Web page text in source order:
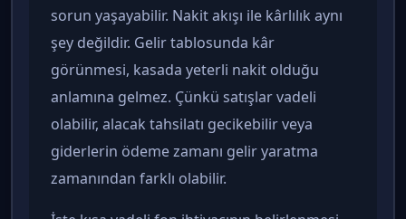
sorun yaşayabilir. Nakit akışı ile kârlılık aynı
şey değildir. Gelir tablosunda kâr
görünmesi, kasada yeterli nakit olduğu
anlamına gelmez. Çünkü satışlar vadeli
olabilir, alacak tahsilatı gecikebilir veya
giderlerin ödeme zamanı gelir yaratma
zamanından farklı olabilir.